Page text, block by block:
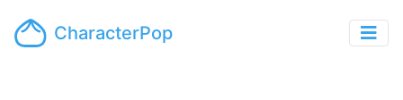
CharacterPop